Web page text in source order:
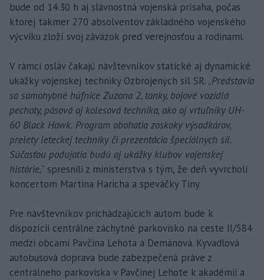
bude od 14.30 h aj slávnostná vojenská prísaha, počas
ktorej takmer 270 absolventov základného vojenského
výcviku zloží svoj záväzok pred verejnosťou a rodinami.
V rámci osláv čakajú návštevníkov statické aj dynamické
ukážky vojenskej techniky Ozbrojených síl SR. „Predstavia
sa samohybné húfnice Zuzana 2, tanky, bojové vozidlá
pechoty, pásová aj kolesová technika, ako aj vrtuľníky UH-
60 Black Hawk. Program obohatia zoskoky výsadkárov,
prelety leteckej techniky či prezentácia špeciálnych síl.
Súčasťou podujatia budú aj ukážky klubov vojenskej
histórie,“ spresnili z ministerstva s tým, že deň vyvrcholí
koncertom Martina Haricha a speváčky Tiny.
Pre návštevníkov prichádzajúcich autom bude k
dispozícii centrálne záchytné parkovisko na ceste II/584
medzi obcami Pavčina Lehota a Demänová. Kyvadlová
autobusová doprava bude zabezpečená práve z
centrálneho parkoviska v Pavčinej Lehote k akadémii a